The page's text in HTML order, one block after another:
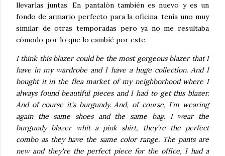
llevarlas juntas. En pantalón también es nuevo y es un
fondo de armario perfecto para la oficina, tenía uno muy
similar de otras temporadas pero ya no me resultaba
cómodo por lo que lo cambié por este.
I think this blazer could be the most gorgeous blazer that I
have in my wardrobe and I have a huge collection. And I
bought it in the flea market of my neighborhood where I
always found beautiful pieces and I had to get this blazer.
And of course it's burgundy. And, of course, I'm wearing
again the same shoes and the same bag. I wear the
burgundy blazer whit a pink shirt, they're the perfect
combo as they have the same color range. The pants are
new and they're the perfect piece for the office, I had a